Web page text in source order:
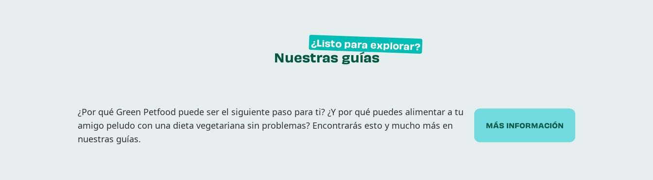
¿Listo para explorar?
Nuestras guías
¿Por qué Green Petfood puede ser el siguiente paso para ti? ¿Y por qué puedes alimentar a tu
amigo peludo con una dieta vegetariana sin problemas? Encontrarás esto y mucho más en
nuestras guías.
MÁS INFORMACIÓN